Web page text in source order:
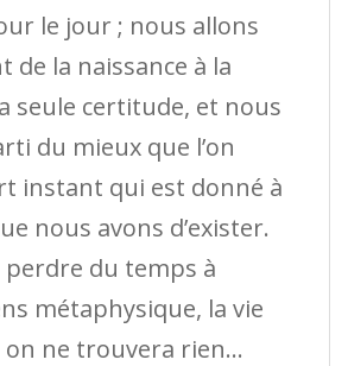
le jour ; nous allons
de la naissance à la
seule certitude, et nous
du mieux que l’on
instant qui est donné à
nous avons d’exister.
du temps à
métaphysique, la vie
ne trouvera rien…